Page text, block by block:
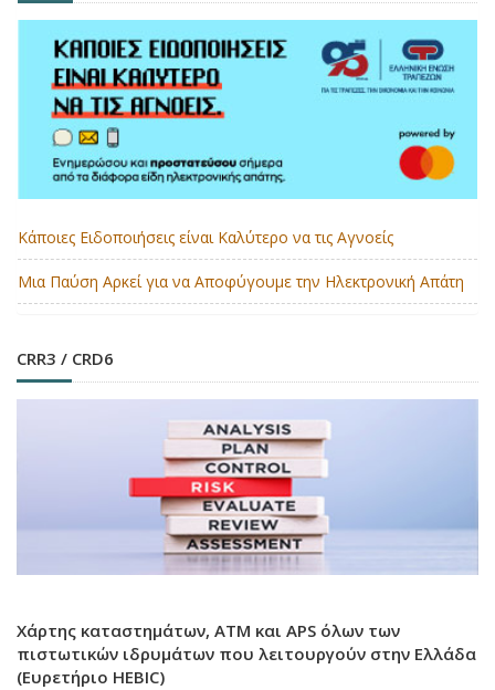
Κάποιες Ειδοποιήσεις είναι Καλύτερο να τις Αγνοείς
Μια Παύση Αρκεί για να Αποφύγουμε την Ηλεκτρονική Απάτη
CRR3 / CRD6
Χάρτης καταστημάτων, ATM και APS όλων των
πιστωτικών ιδρυμάτων που λειτουργούν στην Ελλάδα
(Ευρετήριο HEBIC)